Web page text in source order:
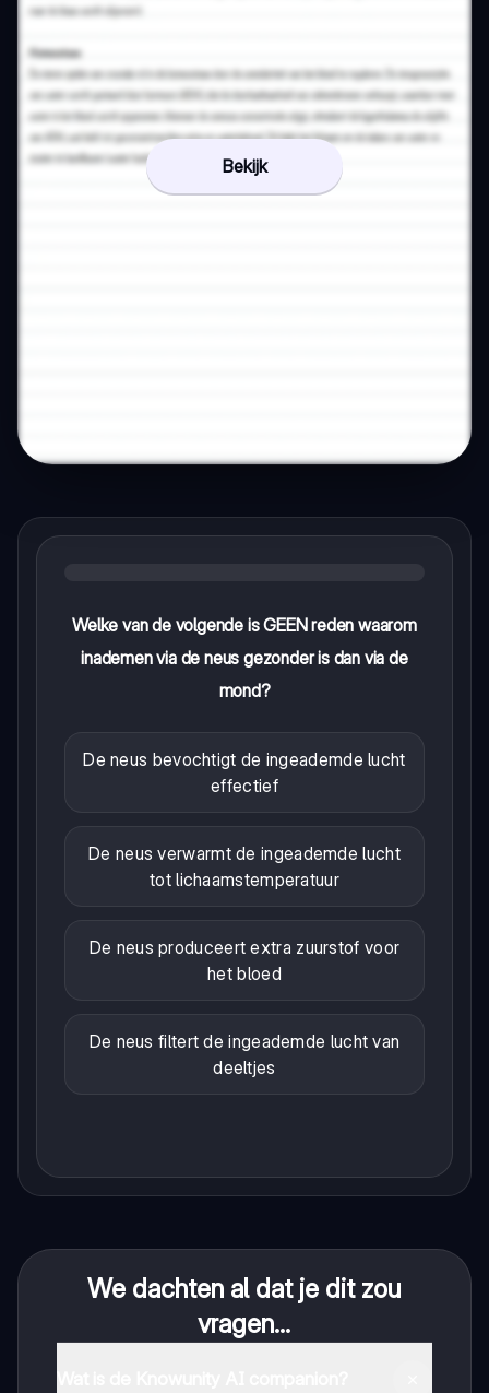
Bekijk
Welke van de volgende is GEEN reden waarom
inademen via de neus gezonder is dan via de
mond?
De neus bevochtigt de ingeademde lucht
effectief
De neus verwarmt de ingeademde lucht
tot lichaamstemperatuur
De neus produceert extra zuurstof voor
het bloed
De neus filtert de ingeademde lucht van
deeltjes
We dachten al dat je dit zou
vragen...